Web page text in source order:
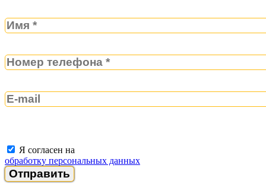
Я согласен на
обработку персональных данных